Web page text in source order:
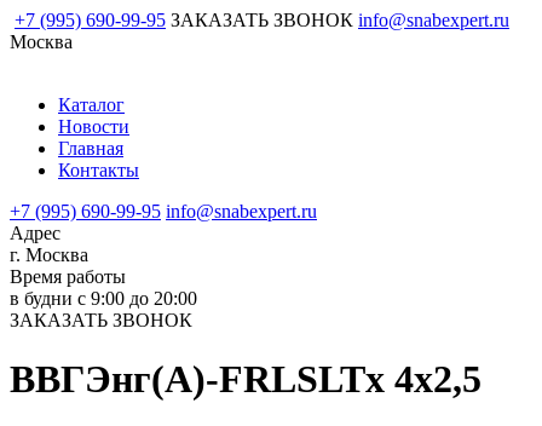
+7 (995) 690-99-95 ЗАКАЗАТЬ ЗВОНОК info@snabexpert.ru
Москва
Каталог
Новости
Главная
Контакты
+7 (995) 690-99-95 info@snabexpert.ru
Адрес
г. Москва
Время работы
в будни с 9:00 до 20:00
ЗАКАЗАТЬ ЗВОНОК
ВВГЭнг(А)-FRLSLTx 4х2,5